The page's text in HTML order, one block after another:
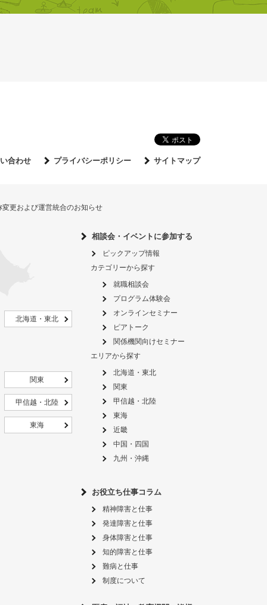
合わせ プライバシーポリシー サイトマップ
更および運営統合のお知らせ
北海道・東北
関東
甲信越・北陸
東海
相談会・イベントに参加する
ピックアップ情報
カテゴリーから探す
就職相談会
プログラム体験会
オンラインセミナー
ピアトーク
関係機関向けセミナー
エリアから探す
北海道・東北
関東
甲信越・北陸
東海
近畿
中国・四国
九州・沖縄
お役立ち仕事コラム
精神障害と仕事
発達障害と仕事
身体障害と仕事
知的障害と仕事
難病と仕事
制度について